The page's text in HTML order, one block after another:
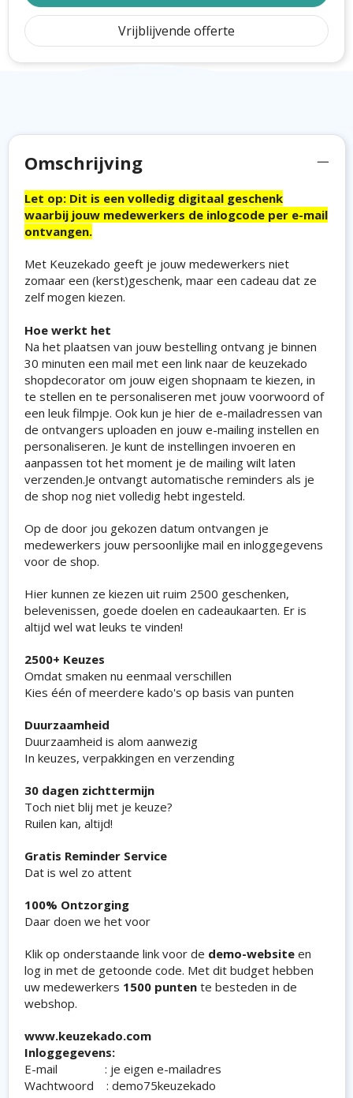
Vrijblijvende offerte
Omschrijving
Let op: Dit is een volledig digitaal geschenk
waarbij jouw medewerkers de inlogcode per e-mail
ontvangen.
Met Keuzekado geeft je jouw medewerkers niet
zomaar een (kerst)geschenk, maar een cadeau dat ze
zelf mogen kiezen.
Hoe werkt het
Na het plaatsen van jouw bestelling ontvang je binnen
30 minuten een mail met een link naar de keuzekado
shopdecorator om jouw eigen shopnaam te kiezen, in
te stellen en te personaliseren met jouw voorwoord of
een leuk filmpje. Ook kun je hier de e-mailadressen van
de ontvangers uploaden en jouw e-mailing instellen en
personaliseren. Je kunt de instellingen invoeren en
aanpassen tot het moment je de mailing wilt laten
verzenden.Je ontvangt automatische reminders als je
de shop nog niet volledig hebt ingesteld.
Op de door jou gekozen datum ontvangen je
medewerkers jouw persoonlijke mail en inloggegevens
voor de shop.
Hier kunnen ze kiezen uit ruim 2500 geschenken,
belevenissen, goede doelen en cadeaukaarten. Er is
altijd wel wat leuks te vinden!
2500+ Keuzes
Omdat smaken nu eenmaal verschillen
Kies één of meerdere kado's op basis van punten
Duurzaamheid
Duurzaamheid is alom aanwezig
In keuzes, verpakkingen en verzending
30 dagen zichttermijn
Toch niet blij met je keuze?
Ruilen kan, altijd!
Gratis Reminder Service
Dat is wel zo attent
100% Ontzorging
Daar doen we het voor
Klik op onderstaande link voor de demo-websiteen
log in met de getoonde code. Met dit budget hebben
uw medewerkers 1500 puntente besteden in de
webshop.
www.keuzekado.com
Inloggegevens:
E-mail : je eigen e-mailadres
Wachtwoord : demo75keuzekado